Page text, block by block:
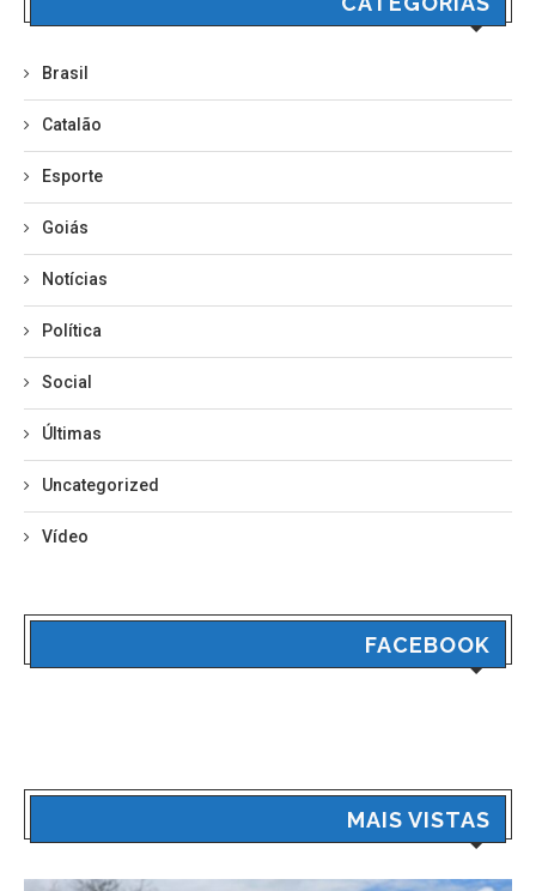
Brasil
Catalão
Esporte
Goiás
Notícias
Política
Social
Últimas
Uncategorized
Vídeo
FACEBOOK
MAIS VISTAS